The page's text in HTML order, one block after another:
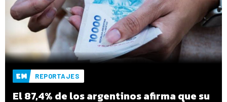
REPORTAJES
El 87,4% de los argentinos afirma que su